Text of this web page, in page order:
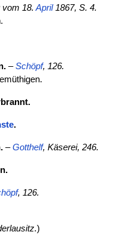
vom 18.April1867, S. 4.
–Schöpf, 126.
.
–Gotthelf, Käserei, 246.
, 126.
)